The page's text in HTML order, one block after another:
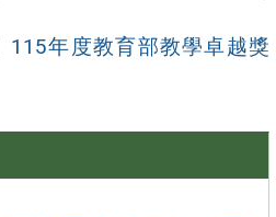
115年度教育部教學卓越獎